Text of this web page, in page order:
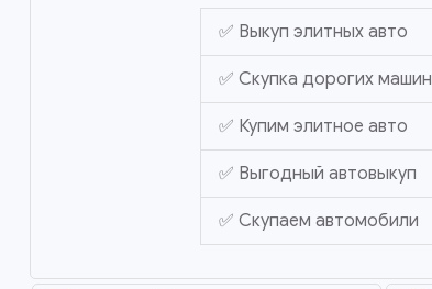
✅ Выкуп элитных авто
✅ Скупка дорогих машин
✅ Купим элитное авто
✅ Выгодный автовыкуп
✅ Скупаем автомобили